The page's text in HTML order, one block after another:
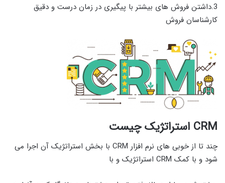
3.داشتن فروش های بیشتر با پیگیری در زمان درست و دقیق
کارشناسان فروش
CRM استراتژیک چیست
چند تا از خوبی های نرم افزار CRM با بخش استراتژیک آن اجرا می
شود و با کمک CRM استراتژیک و با